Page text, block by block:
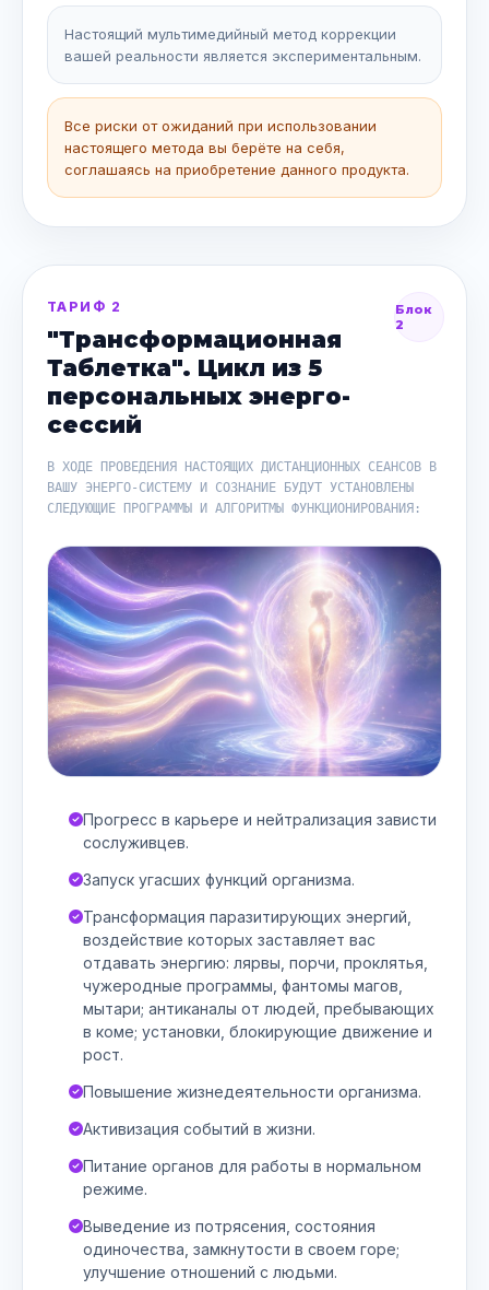
Настоящий мультимедийный метод коррекции
вашей реальности является экспериментальным.
Все риски от ожиданий при использовании
настоящего метода вы берёте на себя,
соглашаясь на приобретение данного продукта.
Блок
2
ТАРИФ 2
"Трансформационная
Таблетка". Цикл из 5
персональных энерго-
сессий
В ХОДЕ ПРОВЕДЕНИЯ НАСТОЯЩИХ ДИСТАНЦИОННЫХ СЕАНСОВ В
ВАШУ ЭНЕРГО-СИСТЕМУ И СОЗНАНИЕ БУДУТ УСТАНОВЛЕНЫ
СЛЕДУЮЩИЕ ПРОГРАММЫ И АЛГОРИТМЫ ФУНКЦИОНИРОВАНИЯ:
Прогресс в карьере и нейтрализация зависти
сослуживцев.
Запуск угасших функций организма.
Трансформация паразитирующих энергий,
воздействие которых заставляет вас
отдавать энергию: лярвы, порчи, проклятья,
чужеродные программы, фантомы магов,
мытари; антиканалы от людей, пребывающих
в коме; установки, блокирующие движение и
рост.
Повышение жизнедеятельности организма.
Активизация событий в жизни.
Питание органов для работы в нормальном
режиме.
Выведение из потрясения, состояния
одиночества, замкнутости в своем горе;
улучшение отношений с людьми.